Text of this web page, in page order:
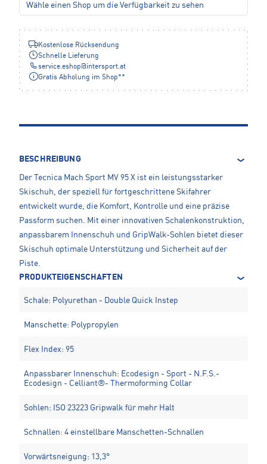
Wähle einen Shop um die Verfügbarkeit zu sehen
Kostenlose Rücksendung
Schnelle Lieferung
service.eshop@intersport.at
Gratis Abholung im Shop**
BESCHREIBUNG
Der Tecnica Mach Sport MV 95 X ist ein leistungsstarker
Skischuh, der speziell für fortgeschrittene Skifahrer
entwickelt wurde, die Komfort, Kontrolle und eine präzise
Passform suchen. Mit einer innovativen Schalenkonstruktion,
anpassbarem Innenschuh und GripWalk-Sohlen bietet dieser
Skischuh optimale Unterstützung und Sicherheit auf der
Piste.
PRODUKTEIGENSCHAFTEN
Schale: Polyurethan - Double Quick Instep
Manschette: Polypropylen
Flex Index: 95
Anpassbarer Innenschuh: Ecodesign - Sport - N.F.S.-
Ecodesign - Celliant®- Thermoforming Collar
Sohlen: ISO 23223 Gripwalk für mehr Halt
Schnallen: 4 einstellbare Manschetten-Schnallen
Vorwärtsneigung: 13,3°